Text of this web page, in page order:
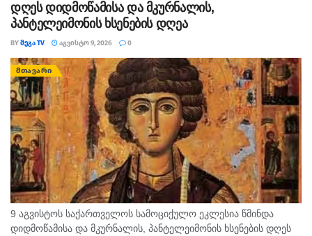
დღეს დიდმოწამისა და მკურნალის,
პანტელეიმონის ხსენების დღეა
BYᲛᲔᲒᲐ TV ᲐᲒᲕᲘᲡᲢᲝ 9, 2026 0
ᲛᲗᲐᲕᲐᲠᲘ
9 აგვისტოს საქართველოს სამოციქულო ეკლესია წმინდა
დიდმოწამისა და მკურნალის, პანტელეიმონის ხსენების დღეს